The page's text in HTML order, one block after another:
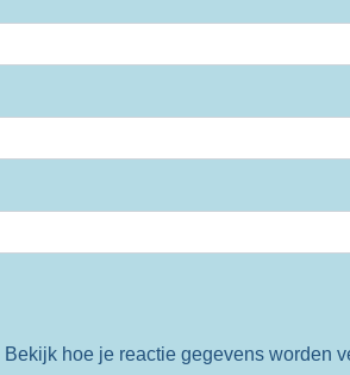
Bekijk hoe je reactie gegevens worden